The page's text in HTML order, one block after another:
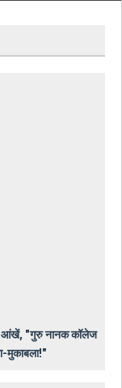
आंखें, "गुरु नानक कॉलेज
मुकाबला!"